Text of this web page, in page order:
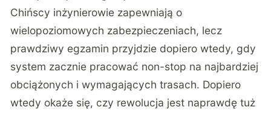
Chińscy inżynierowie zapewniają o
wielopoziomowych zabezpieczeniach, lecz
prawdziwy egzamin przyjdzie dopiero wtedy, gdy
system zacznie pracować non-stop na najbardziej
obciążonych i wymagających trasach. Dopiero
wtedy okaże się, czy rewolucja jest naprawdę tuż